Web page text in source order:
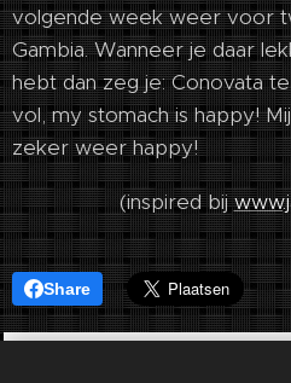
volgende week weer voor
Gambia. Wanneer je daar
hebt dan zeg je: Conovata
vol, my stomach is happy!
zeker weer happy!
(inspired bij
Share